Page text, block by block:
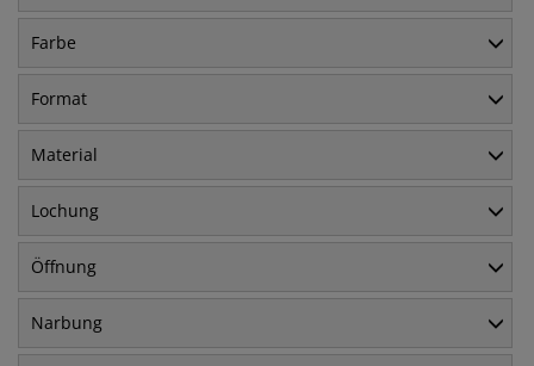
Farbe
Format
Material
Lochung
Öffnung
Narbung